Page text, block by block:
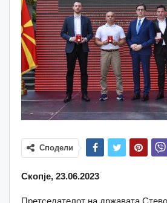
Сподели
Скопје, 23.06.2023